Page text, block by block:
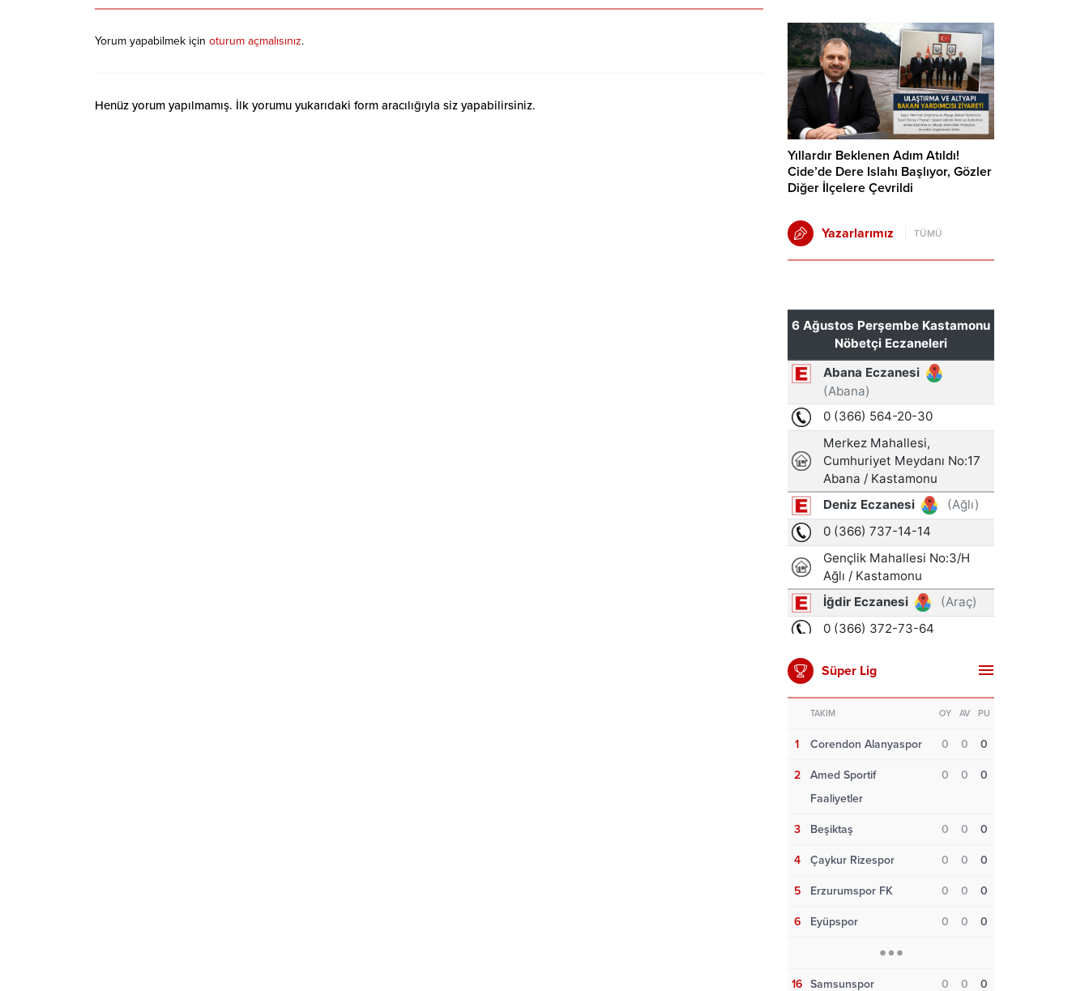
Yorum yapabilmek için oturum açmalısınız.
Henüz yorum yapılmamış. İlk yorumu yukarıdaki form aracılığıyla siz yapabilirsiniz.
Yıllardır Beklenen Adım Atıldı!
Cide’de Dere Islahı Başlıyor, Gözler
Diğer İlçelere Çevrildi
Yazarlarımız TÜMÜ
Süper Lig
TAKIM OY AV PU
1 Corendon Alanyaspor 0 0 0
2
Amed Sportif
Faaliyetler
0 0 0
3 Beşiktaş 0 0 0
4 Çaykur Rizespor 0 0 0
5 Erzurumspor FK 0 0 0
6 Eyüpspor 0 0 0
16 Samsunspor 0 0 0